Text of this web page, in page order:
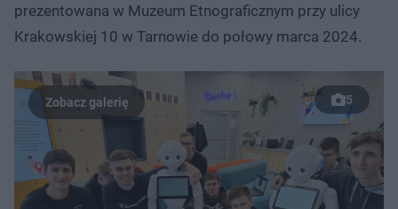
prezentowana w Muzeum Etnograficznym przy ulicy
Krakowskiej 10 w Tarnowie do połowy marca 2024.
5